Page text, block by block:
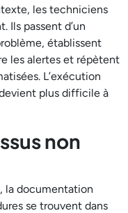
les techniciens
Ils passent d’un
établissent
les alertes et répètent
L’exécution
plus difficile à
non
la documentation
se trouvent dans